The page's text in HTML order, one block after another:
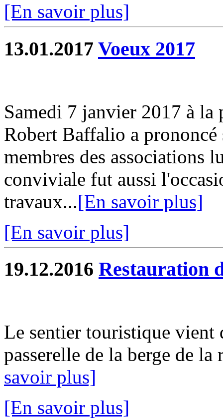
[En savoir plus]
13.01.2017 Voeux 2017
Samedi 7 janvier 2017 à la
Robert Baffalio a prononcé
membres des associations
conviviale fut aussi
travaux...[En savoir plus]
[En savoir plus]
19.12.2016 Restauration
Le sentier touristique vient
passerelle de la berge de
savoir plus]
[En savoir plus]